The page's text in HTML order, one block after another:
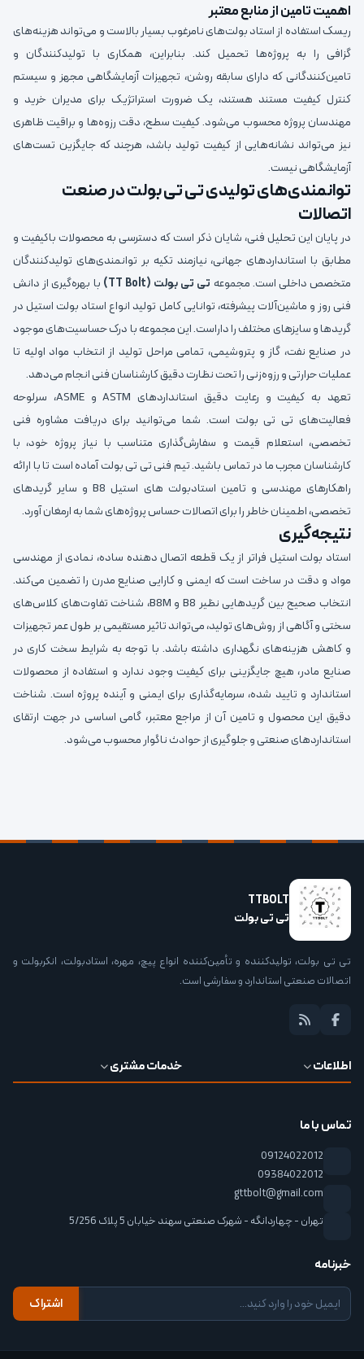
اهمیت تامین از منابع معتبر
ریسک استفاده از استاد بولت‌های نامرغوب بسیار بالاست و می‌تواند هزینه‌های
گزافی را به پروژه‌ها تحمیل کند. بنابراین، همکاری با تولیدکنندگان و
تامین‌کنندگانی که دارای سابقه روشن، تجهیزات آزمایشگاهی مجهز و سیستم
کنترل کیفیت مستند هستند، یک ضرورت استراتژیک برای مدیران خرید و
مهندسان پروژه محسوب می‌شود. کیفیت سطح، دقت رزوه‌ها و براقیت ظاهری
نیز می‌تواند نشانه‌هایی از کیفیت تولید باشد، هرچند که جایگزین تست‌های
آزمایشگاهی نیست.
توانمندی‌های تولیدی تی تی بولت در صنعت
اتصالات
در پایان این تحلیل فنی، شایان ذکر است که دسترسی به محصولات باکیفیت و
مطابق با استانداردهای جهانی، نیازمند تکیه بر توانمندی‌های تولیدکنندگان
متخصص داخلی است. مجموعه تی تی بولت (TT Bolt)
با بهره‌گیری از دانش
فنی روز و ماشین‌آلات پیشرفته، توانایی کامل تولید انواع استاد بولت استیل در
گریدها و سایزهای مختلف را داراست. این مجموعه با درک حساسیت‌های موجود
در صنایع نفت، گاز و پتروشیمی، تمامی مراحل تولید از انتخاب مواد اولیه تا
عملیات حرارتی و رزوه‌زنی را تحت نظارت دقیق کارشناسان فنی انجام می‌دهد.
تعهد به کیفیت و رعایت دقیق استانداردهای ASTM و ASME، سرلوحه
فعالیت‌های تی تی بولت است. شما می‌توانید برای دریافت مشاوره فنی
تخصصی، استعلام قیمت و سفارش‌گذاری متناسب با نیاز پروژه خود، با
کارشناسان مجرب ما در تماس باشید. تیم فنی تی تی بولت آماده است تا با ارائه
راهکارهای مهندسی و تامین استادبولت های استیل B8 و سایر گریدهای
تخصصی، اطمینان خاطر را برای اتصالات حساس پروژه‌های شما به ارمغان آورد.
نتیجه‌گیری
استاد بولت استیل فراتر از یک قطعه اتصال دهنده ساده، نمادی از مهندسی
مواد و دقت در ساخت است که ایمنی و کارایی صنایع مدرن را تضمین می‌کند.
انتخاب صحیح بین گریدهایی نظیر B8 و B8M، شناخت تفاوت‌های کلاس‌های
سختی و آگاهی از روش‌های تولید، می‌تواند تاثیر مستقیمی بر طول عمر تجهیزات
و کاهش هزینه‌های نگهداری داشته باشد. با توجه به شرایط سخت کاری در
صنایع مادر، هیچ جایگزینی برای کیفیت وجود ندارد و استفاده از محصولات
استاندارد و تایید شده، سرمایه‌گذاری برای ایمنی و آینده پروژه است. شناخت
دقیق این محصول و تامین آن از مراجع معتبر، گامی اساسی در جهت ارتقای
استانداردهای صنعتی و جلوگیری از حوادث ناگوار محسوب می‌شود.
TTBOLT
تی تی بولت
تی تی بولت، تولیدکننده و تأمین‌کننده انواع پیچ، مهره، استادبولت، انکربولت و
اتصالات صنعتی استاندارد و سفارشی است.
اطلاعات خدمات مشتری
تماس با ما
09124022012
09384022012
gttbolt@gmail.com
تهران - چهاردانگه - شهرک صنعتی سهند خیابان 5 پلاک 5/256
خبرنامه
اشتراک